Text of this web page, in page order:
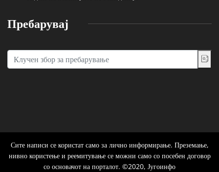
Пребарувај
Сите написи се користат само за лично информирање. Преземање,
нивно користење и реемитување се можни само со посебен договор
со основачот на порталот. ©2020, Југоинфо